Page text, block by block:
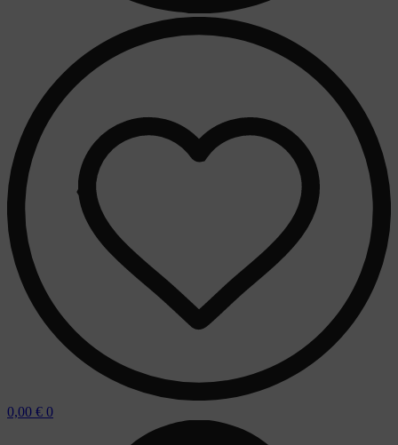
0,00 € 0